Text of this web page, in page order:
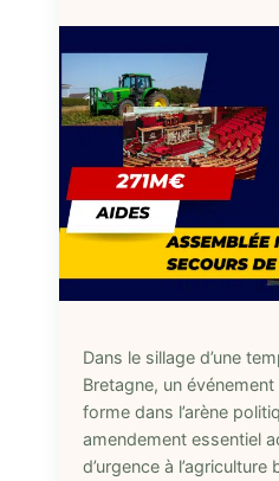
Dans le sillage d’une
Bretagne, un
forme dans l’arène
amendement essentiel
d’urgence à